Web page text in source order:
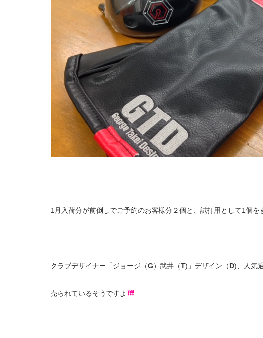
1月入荷分が前倒しでご予約のお客様分２個と、試打用として1個を
クラブデザイナー「ジョージ（G）武井（T)」デザイン（D)、人気
売られているそうですよ